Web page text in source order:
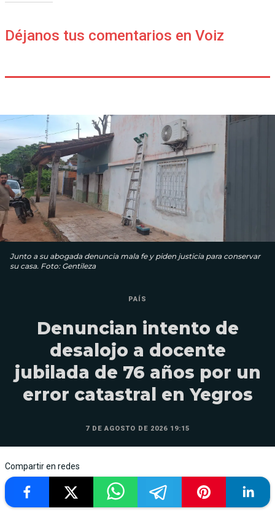
Déjanos tus comentarios en Voiz
Junto a su abogada denuncia mala fe y piden justicia para conservar
su casa. Foto: Gentileza
PAÍS
Denuncian intento de
desalojo a docente
jubilada de 76 años por un
error catastral en Yegros
7 DE AGOSTO DE 2026 19:15
Compartir en redes